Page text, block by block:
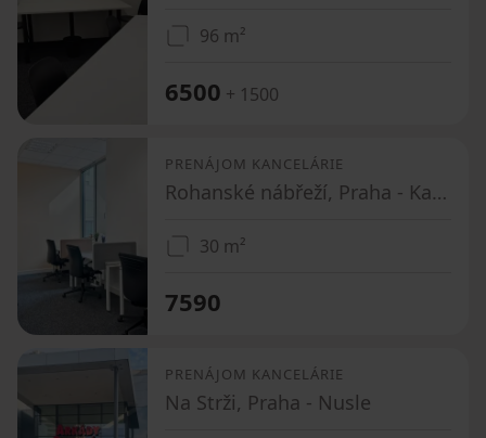
96 m²
6500 + 1500
PRENÁJOM KANCELÁRIE
Rohanské nábřeží, Praha - Karlín
30 m²
7590
PRENÁJOM KANCELÁRIE
Na Strži, Praha - Nusle